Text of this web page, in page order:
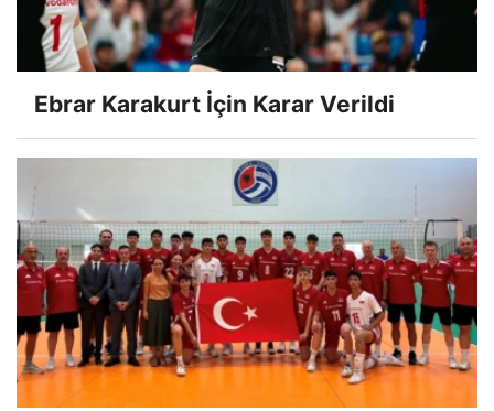
Ebrar Karakurt İçin Karar Verildi